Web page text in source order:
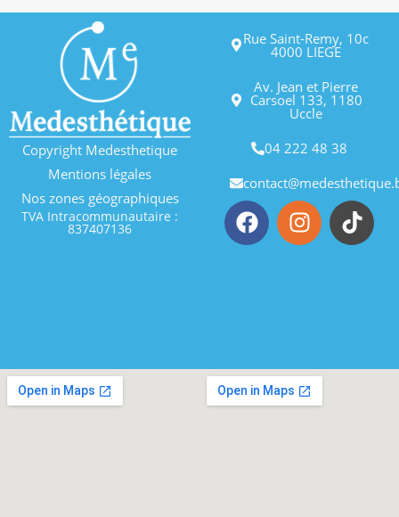
Copyright Medesthetique
Mentions légales
Nos zones géographiques
TVA Intracommunautaire :
837407136
Rue Saint-Remy, 10c
4000 LIEGE
Av. Jean et Pierre
Carsoel 133, 1180
Uccle
04 222 48 38